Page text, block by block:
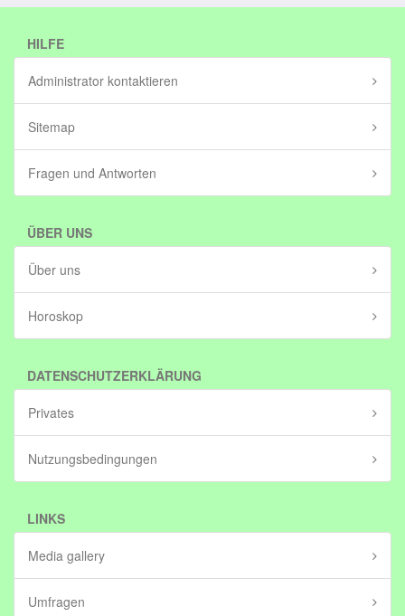
HILFE
Administrator kontaktieren
Sitemap
Fragen und Antworten
ÜBER UNS
Über uns
Horoskop
DATENSCHUTZERKLÄRUNG
Privates
Nutzungsbedingungen
LINKS
Media gallery
Umfragen